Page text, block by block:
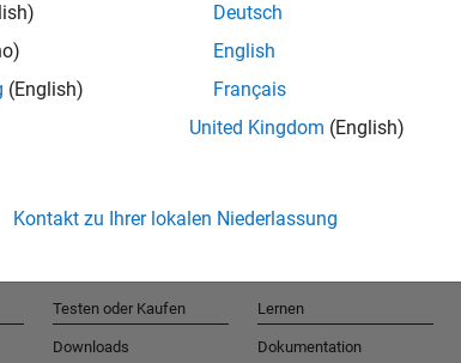
(English)
Deutsch
English
Français
United Kingdom (English)
Kontakt zu Ihrer lokalen Niederlassung
Testen oder Kaufen
Downloads
Lernen
Dokumentation